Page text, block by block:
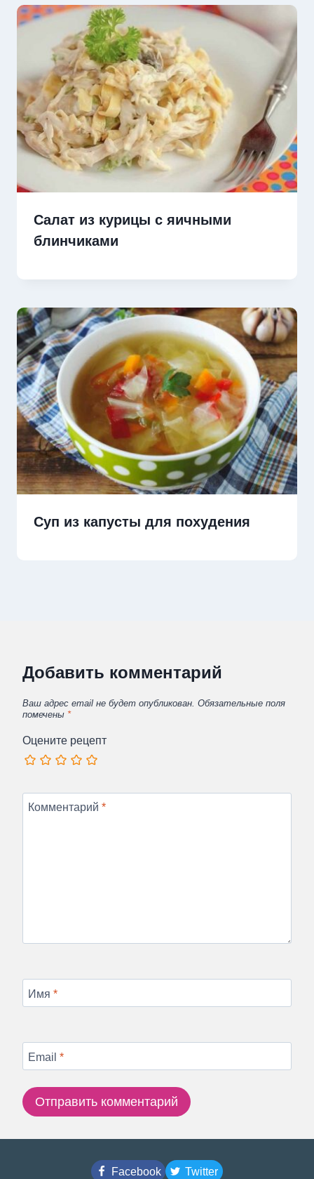
Салат из курицы с яичными
блинчиками
Суп из капусты для похудения
Добавить комментарий
Ваш адрес email не будет опубликован. Обязательные поля
помечены *
Оцените рецепт
Комментарий *
Имя *
Email *
Facebook Twitter